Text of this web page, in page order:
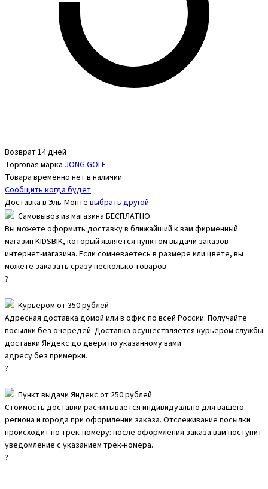
Возврат 14 дней
Торговая марка JONG.GOLF
Товара временно нет в наличии
Сообщить когда будет
Доставка в Эль-Монте выбрать другой
Самовывоз из магазина БЕСПЛАТНО
Вы можете оформить доставку в ближайший к вам фирменный
магазин KIDSBIK, который является пунктом выдачи заказов
интернет-магазина. Если сомневаетесь в размере или цвете, вы
можете заказать сразу несколько товаров.
?
Курьером от 350 рублей
Адресная доставка домой или в офис по всей России. Получайте
посылки без очередей. Доставка осуществляется курьером службы
доставки Яндекс до двери по указанному вами
адресу без примерки.
?
Пункт выдачи Яндекс от 250 рублей
Стоимость доставки расчитывается индивидуально для вашего
региона и города при оформлении заказа. Отслеживание посылки
происходит по трек-номеру: после оформления заказа вам поступит
уведомление с указанием трек-номера.
?